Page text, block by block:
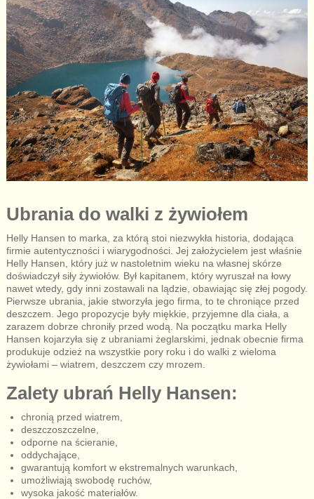
Ubrania do walki z żywiołem
Helly Hansen to marka, za którą stoi niezwykła historia, dodająca
firmie autentyczności i wiarygodności. Jej założycielem jest właśnie
Helly Hansen, który już w nastoletnim wieku na własnej skórze
doświadczył siły żywiołów. Był kapitanem, który wyruszał na łowy
nawet wtedy, gdy inni zostawali na lądzie, obawiając się złej pogody.
Pierwsze ubrania, jakie stworzyła jego firma, to te chroniące przed
deszczem. Jego propozycje były miękkie, przyjemne dla ciała, a
zarazem dobrze chroniły przed wodą. Na początku marka Helly
Hansen kojarzyła się z ubraniami żeglarskimi, jednak obecnie firma
produkuje odzież na wszystkie pory roku i do walki z wieloma
żywiołami – wiatrem, deszczem czy mrozem.
Zalety ubrań Helly Hansen:
chronią przed wiatrem,
deszczoszczelne,
odporne na ścieranie,
oddychające,
gwarantują komfort w ekstremalnych warunkach,
umożliwiają swobodę ruchów,
wysoka jakość materiałów.